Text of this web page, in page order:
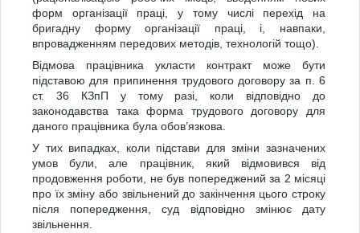
форм організації праці, у тому числі перехід на
бригадну форму організації праці, і, навпаки,
впровадженням передових методів, технологій тощо).
Відмова працівника укласти контракт може бути
підставою для припинення трудового договору за п. 6
ст. 36 КЗпП у тому разі, коли відповідно до
законодавства така форма трудового договору для
даного працівника була обов’язкова.
У тих випадках, коли підстави для зміни зазначених
умов були, але працівник, який відмовився від
продовження роботи, не був попереджений за 2 місяці
про їх зміну або звільнений до закінчення цього строку
після попередження, суд відповідно змінює дату
звільнення.